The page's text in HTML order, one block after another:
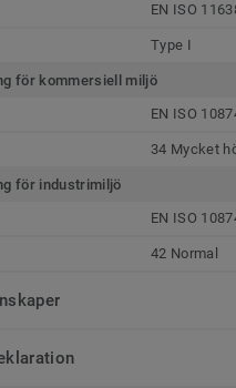
EN ISO
Type I
för kommersiell miljö
EN ISO
34 Mycket
för industrimiljö
EN ISO
42 Normal